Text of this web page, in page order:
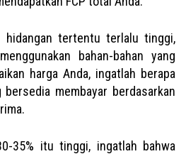
hidangan tertentu terlalu tinggi,
bahan-bahan yang
harga Anda, ingatlah berapa
bersedia membayar berdasarkan
35% itu tinggi, ingatlah bahwa